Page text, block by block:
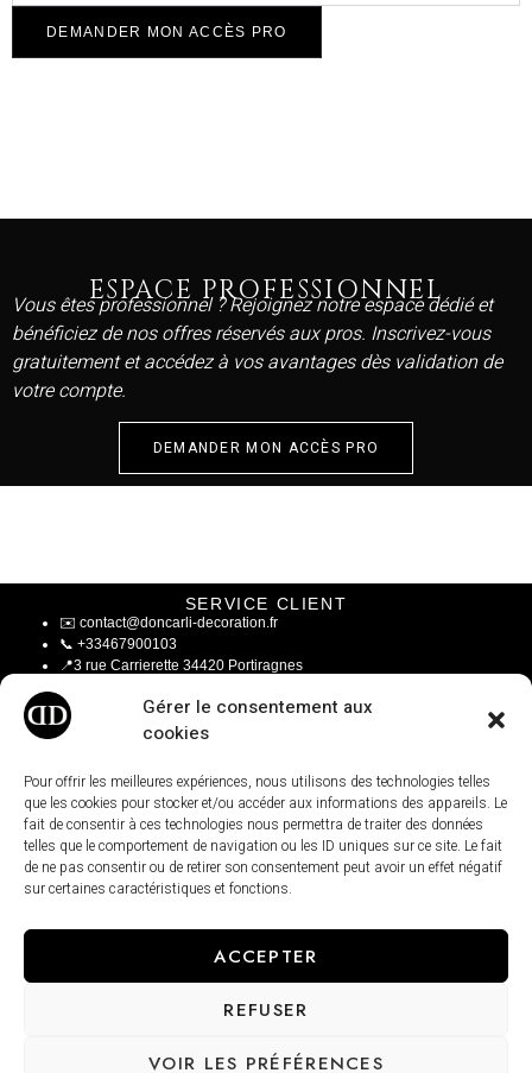
Gérer le consentement aux
cookies
Pour offrir les meilleures expériences, nous utilisons des technologies telles
que les cookies pour stocker et/ou accéder aux informations des appareils. Le
fait de consentir à ces technologies nous permettra de traiter des données
telles que le comportement de navigation ou les ID uniques sur ce site. Le fait
de ne pas consentir ou de retirer son consentement peut avoir un effet négatif
sur certaines caractéristiques et fonctions.
ACCEPTER
REFUSER
VOIR LES PRÉFÉRENCES
DEMANDER MON ACCÈS PRO
ESPACE PROFESSIONNEL
Vous êtes professionnel ? Rejoignez notre espace dédié et
bénéficiez de nos offres réservés aux pros. Inscrivez-vous
gratuitement et accédez à vos avantages dès validation de
votre compte.
DEMANDER MON ACCÈS PRO
SERVICE CLIENT
✉️ contact@doncarli-decoration.fr
📞 +33467900103
📍3 rue Carrierette 34420 Portiragnes
LA MAISON
INFOS LÉGALES
Mentions Légales
CGV / CGU
Modalités de livraisons
Paiement sécurisé